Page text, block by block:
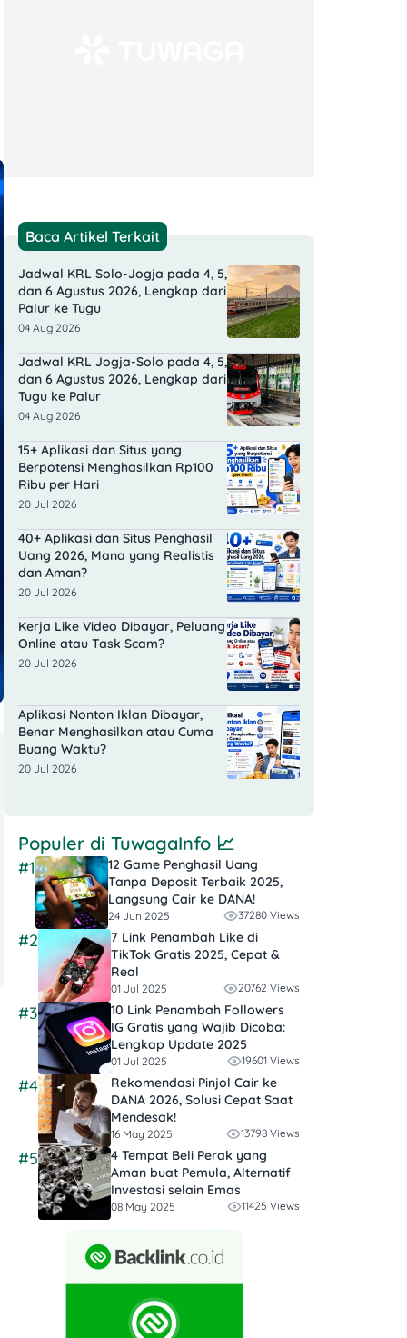
Baca Artikel Terkait
Jadwal KRL Solo-Jogja pada 4, 5,
dan 6 Agustus 2026, Lengkap dari
Palur ke Tugu
04 Aug 2026
Jadwal KRL Jogja-Solo pada 4, 5,
dan 6 Agustus 2026, Lengkap dari
Tugu ke Palur
04 Aug 2026
15+ Aplikasi dan Situs yang
Berpotensi Menghasilkan Rp100
Ribu per Hari
20 Jul 2026
40+ Aplikasi dan Situs Penghasil
Uang 2026, Mana yang Realistis
dan Aman?
20 Jul 2026
Kerja Like Video Dibayar, Peluang
Online atau Task Scam?
20 Jul 2026
Aplikasi Nonton Iklan Dibayar,
Benar Menghasilkan atau Cuma
Buang Waktu?
20 Jul 2026
Populer di TuwagaInfo 📈
#1
12 Game Penghasil Uang
Tanpa Deposit Terbaik 2025,
Langsung Cair ke DANA!
24 Jun 2025 37280 Views
#2
7 Link Penambah Like di
TikTok Gratis 2025, Cepat &
Real
01 Jul 2025 20762 Views
#3
10 Link Penambah Followers
IG Gratis yang Wajib Dicoba:
Lengkap Update 2025
01 Jul 2025 19601 Views
#4
Rekomendasi Pinjol Cair ke
DANA 2026, Solusi Cepat Saat
Mendesak!
16 May 2025 13798 Views
#5
4 Tempat Beli Perak yang
Aman buat Pemula, Alternatif
Investasi selain Emas
08 May 2025 11425 Views